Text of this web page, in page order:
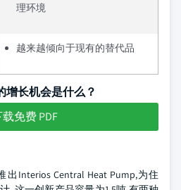
理环境
越来越倾向于现有的替代品
增长机会是什么？
免费 PDF
出Interios Central Heat Pump,为住